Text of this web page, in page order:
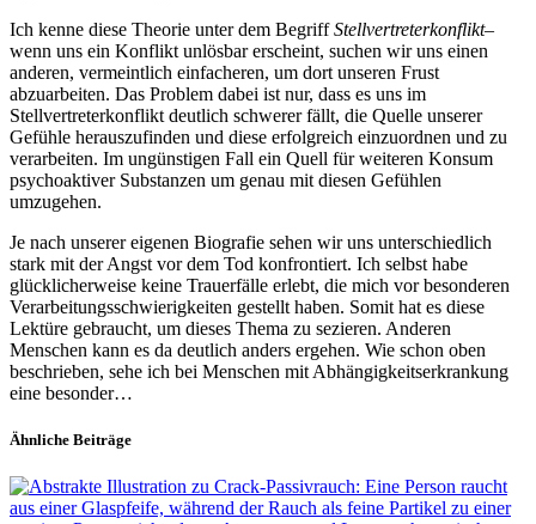
Ich kenne diese Theorie unter dem BegriffStellvertreterkonflikt–
wenn uns ein Konflikt unlösbar erscheint, suchen wir uns einen
anderen, vermeintlich einfacheren, um dort unseren Frust
abzuarbeiten. Das Problem dabei ist nur, dass es uns im
Stellvertreterkonflikt deutlich schwerer fällt, die Quelle unserer
Gefühle herauszufinden und diese erfolgreich einzuordnen und zu
verarbeiten. Im ungünstigen Fall ein Quell für weiteren Konsum
psychoaktiver Substanzen um genau mit diesen Gefühlen
umzugehen.
Je nach unserer eigenen Biografie sehen wir uns unterschiedlich
stark mit der Angst vor dem Tod konfrontiert. Ich selbst habe
glücklicherweise keine Trauerfälle erlebt, die mich vor besonderen
Verarbeitungsschwierigkeiten gestellt haben. Somit hat es diese
Lektüre gebraucht, um dieses Thema zu sezieren. Anderen
Menschen kann es da deutlich anders ergehen. Wie schon oben
beschrieben, sehe ich bei Menschen mit Abhängigkeitserkrankung
eine besonder…
Ähnliche Beiträge